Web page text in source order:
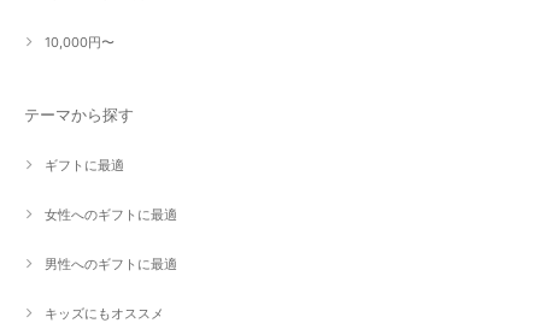
10,000円〜
テーマから探す
ギフトに最適
女性へのギフトに最適
男性へのギフトに最適
キッズにもオススメ